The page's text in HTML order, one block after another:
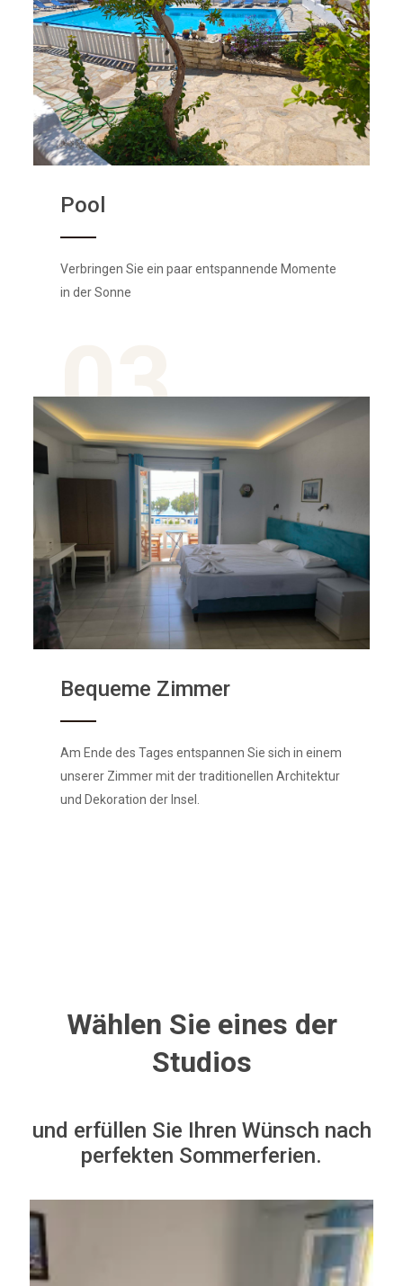
Pool
Verbringen Sie ein paar entspannende Momente
in der Sonne
Bequeme Zimmer
Am Ende des Tages entspannen Sie sich in einem
unserer Zimmer mit der traditionellen Architektur
und Dekoration der Insel.
Wählen Sie eines der
Studios
und erfüllen Sie Ihren Wünsch nach
perfekten Sommerferien.